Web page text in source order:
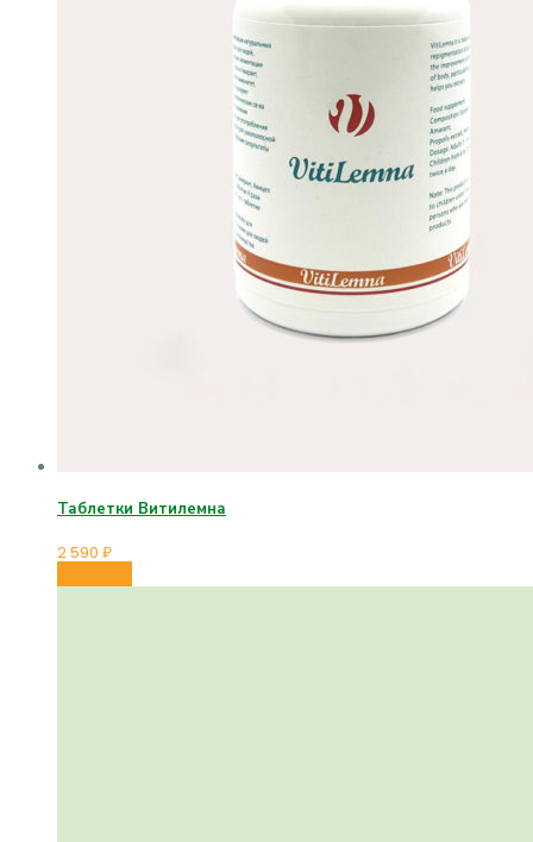
Таблетки Витилемна
2 590 ₽